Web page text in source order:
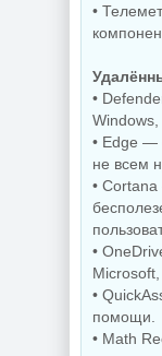
Захват
экрана
11825 by
•
•
Windows,
• Edge —
не всем
•
•
•
помощи.
• Math